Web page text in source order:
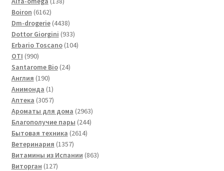
Boiron 61626162
товара
Dm-drogerie 44384438
товаров
Dottor Giorgini 933933
товара
Erbario Toscano 104104
OTI 990990
товаров
Santarome Bio 2424
Англия 190190
товаров
Анимонда 11
товар
Аптека 30573057
товаров
Ароматы для дома 29632963
товара
Благополучие пары 244244
Бытовая техника 26142614
Ветеринария 13571357
товаров
Витамины из Испании 863863
Виторган 127127